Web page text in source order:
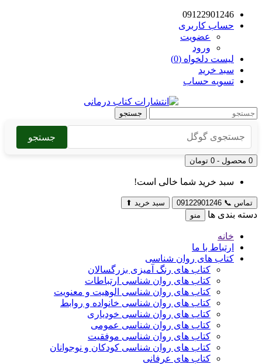
09122901246
حساب کاربری
عضویت
ورود
لیست دلخواه (0)
سبد خرید
تسویه حساب
جستجو
جستجو
0 محصول - 0 تومان
سبد خرید شما خالی است!
تماس 📞
09122901246 سبد خرید ⬆
دسته بندی ها منو
خانه
ارتباط با ما
کتاب های روان شناسی
کتاب های رنگ آمیزی بزرگسالان
کتاب های روان شناسی ارتباطات
کتاب های روان شناسی الوهیت و معنویت
کتاب های روان شناسی خانواده و روابط
کتاب های روان شناسی خودیاری
کتاب های روان شناسی عمومی
کتاب های روان شناسی موفقیت
کتاب های روان شناسی کودکان و نوجوانان
کتاب های عرفانی